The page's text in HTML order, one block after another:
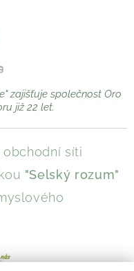
zajišťuje společnost Oro
již 22 let.
síti
"Selský rozum"